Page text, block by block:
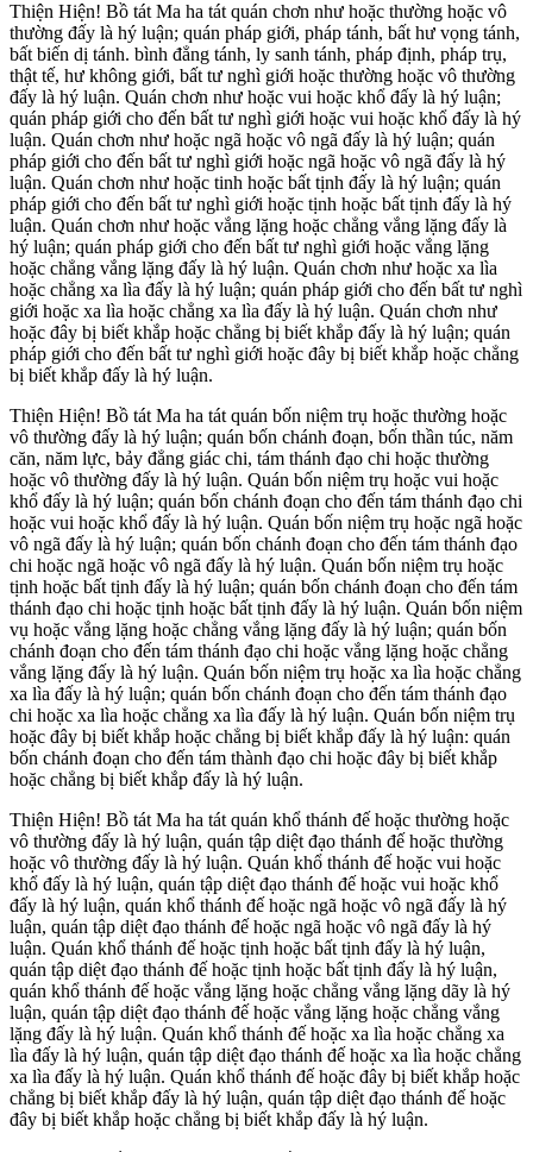
Thiện Hiện! Bồ tát Ma ha tát quán chơn như hoặc thường hoặc vô
thường đấy là hý luận; quán pháp giới, pháp tánh, bất hư vọng tánh,
bất biến dị tánh. bình đẳng tánh, ly sanh tánh, pháp định, pháp trụ,
thật tế, hư không giới, bất tư nghì giới hoặc thường hoặc vô thường
đấy là hý luận. Quán chơn như hoặc vui hoặc khổ đấy là hý luận;
quán pháp giới cho đến bất tư nghì giới hoặc vui hoặc khổ đấy là hý
luận. Quán chơn như hoặc ngã hoặc vô ngã đấy là hý luận; quán
pháp giới cho đến bất tư nghì giới hoặc ngã hoặc vô ngã đấy là hý
luận. Quán chơn như hoặc tinh hoặc bất tịnh đấy là hý luận; quán
pháp giới cho đến bất tư nghì giới hoặc tịnh hoặc bất tịnh đấy là hý
luận. Quán chơn như hoặc vắng lặng hoặc chẳng vắng lặng đấy là
hý luận; quán pháp giới cho đến bất tư nghì giới hoặc vắng lặng
hoặc chẳng vắng lặng đấy là hý luận. Quán chơn như hoặc xa lìa
hoặc chẳng xa lìa đấy là hý luận; quán pháp giới cho đến bất tư nghì
giới hoặc xa lìa hoặc chẳng xa lìa đấy là hý luận. Quán chơn như
hoặc đây bị biết khắp hoặc chẳng bị biết khắp đấy là hý luận; quán
pháp giới cho đến bất tư nghì giới hoặc đây bị biết khắp hoặc chẳng
bị biết khắp đấy là hý luận.
Thiện Hiện! Bồ tát Ma ha tát quán bốn niệm trụ hoặc thường hoặc
vô thường đấy là hý luận; quán bốn chánh đoạn, bốn thần túc, năm
căn, năm lực, bảy đẳng giác chi, tám thánh đạo chi hoặc thường
hoặc vô thường đấy là hý luận. Quán bốn niệm trụ hoặc vui hoặc
khổ đấy là hý luận; quán bốn chánh đoạn cho đến tám thánh đạo chi
hoặc vui hoặc khổ đấy là hý luận. Quán bốn niệm trụ hoặc ngã hoặc
vô ngã đấy là hý luận; quán bốn chánh đoạn cho đến tám thánh đạo
chi hoặc ngã hoặc vô ngã đấy là hý luận. Quán bốn niệm trụ hoặc
tịnh hoặc bất tịnh đấy là hý luận; quán bốn chánh đoạn cho đến tám
thánh đạo chi hoặc tịnh hoặc bất tịnh đấy là hý luận. Quán bốn niệm
vụ hoặc vắng lặng hoặc chẳng vắng lặng đấy là hý luận; quán bốn
chánh đoạn cho đến tám thánh đạo chi hoặc vắng lặng hoặc chẳng
vắng lặng đấy là hý luận. Quán bốn niệm trụ hoặc xa lìa hoặc chẳng
xa lìa đấy là hý luận; quán bốn chánh đoạn cho đến tám thánh đạo
chi hoặc xa lìa hoặc chẳng xa lìa đấy là hý luận. Quán bốn niệm trụ
hoặc đây bị biết khắp hoặc chẳng bị biết khắp đấy là hý luận: quán
bốn chánh đoạn cho đến tám thành đạo chi hoặc đây bị biết khắp
hoặc chẳng bị biết khắp đấy là hý luận.
Thiện Hiện! Bồ tát Ma ha tát quán khổ thánh đế hoặc thường hoặc
vô thường đấy là hý luận, quán tập diệt đạo thánh đế hoặc thường
hoặc vô thường đấy là hý luận. Quán khổ thánh đế hoặc vui hoặc
khổ đấy là hý luận, quán tập diệt đạo thánh đế hoặc vui hoặc khổ
đấy là hý luận, quán khổ thánh đế hoặc ngã hoặc vô ngã đấy là hý
luận, quán tập diệt đạo thánh đế hoặc ngã hoặc vô ngã đấy là hý
luận. Quán khổ thánh đế hoặc tịnh hoặc bất tịnh đấy là hý luận,
quán tập diệt đạo thánh đế hoặc tịnh hoặc bất tịnh đấy là hý luận,
quán khổ thánh đế hoặc vắng lặng hoặc chẳng vắng lặng dãy là hý
luận, quán tập diệt đạo thánh đế hoặc vắng lặng hoặc chẳng vắng
lặng đấy là hý luận. Quán khổ thánh đế hoặc xa lìa hoặc chẳng xa
lìa đấy là hý luận, quán tập diệt đạo thánh đế hoặc xa lìa hoặc chẳng
xa lìa đấy là hý luận. Quán khổ thánh đế hoặc đây bị biết khắp hoặc
chẳng bị biết khắp đấy là hý luận, quán tập diệt đạo thánh đế hoặc
đây bị biết khắp hoặc chẳng bị biết khắp đấy là hý luận.